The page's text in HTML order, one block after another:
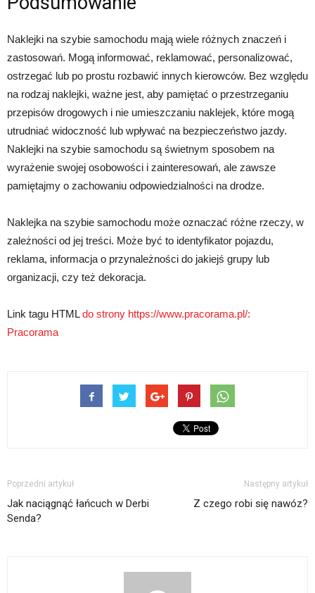
Naklejki na szybie samochodu mają wiele różnych znaczeń i
zastosowań. Mogą informować, reklamować, personalizować,
ostrzegać lub po prostu rozbawić innych kierowców. Bez względu
na rodzaj naklejki, ważne jest, aby pamiętać o przestrzeganiu
przepisów drogowych i nie umieszczaniu naklejek, które mogą
utrudniać widoczność lub wpływać na bezpieczeństwo jazdy.
Naklejki na szybie samochodu są świetnym sposobem na
wyrażenie swojej osobowości i zainteresowań, ale zawsze
pamiętajmy o zachowaniu odpowiedzialności na drodze.
Naklejka na szybie samochodu może oznaczać różne rzeczy, w
zależności od jej treści. Może być to identyfikator pojazdu,
reklama, informacja o przynależności do jakiejś grupy lub
organizacji, czy też dekoracja.
Link tagu HTMLdo strony https://www.pracorama.pl/:
Pracorama
Poprzedni artykuł
Jak naciągnąć łańcuch w Derbi
Senda?
Następny artykuł
Z czego robi się nawóz?